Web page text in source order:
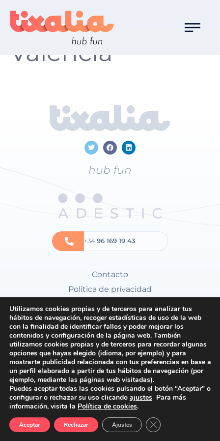
Localización:
Valencia
hub fun
+3496 169 19 43
Contacto
Política de privacidad
Condiciones generales
Utilizamos cookies propias y de terceros para analizar tus
hábitos de navegación, recoger estadísticas de uso de la web
con la finalidad de identificar fallos y poder mejorar los
contenidos y configuración de la página web. También
utilizamos cookies propias y de terceros para recordar algunas
opciones que hayas elegido (idioma, por ejemplo) y para
mostrarte publicidad relacionada con tus preferencias en base a
un perfil elaborado a partir de tus hábitos de navegación (por
ejemplo, mediante las páginas web visitadas).
Puedes aceptar todas las cookies pulsando el botón “Aceptar” o
configurar o rechazar su uso clicando ajustes Para más
información, visita la Política de cookies.
Aceptar Rechazar Ajustes Cerrar el banner de